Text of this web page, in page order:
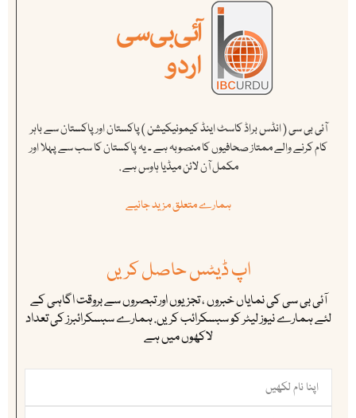
آئی بی سی ( انڈس براڈ کاسٹ اینڈ کیمونیکیشن ) پاکستان اور پاکستان سے باہر
کام کرنے والے ممتاز صحافیوں کا منصوبہ ہے ۔ یہ پاکستان کا سب سے پہلا اور
مکمل آن لائن میڈیا ہاوس ہے .
ہمارے متعلق مزید جانیے
اپ ڈیٹس حاصل کریں
آئی بی سی کی نمایاں خبروں ، تجزیوں اور تبصروں سے بروقت اگاہی کے
لئے ہمارے نیوز لیٹر کو سبسکرائب کریں. ہمارے سبسکرائبرز کی تعداد
لاکھوں میں ہے